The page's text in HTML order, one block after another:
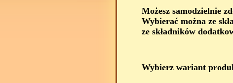
Możesz samodzielnie
Wybierać można ze
ze składników
Wybierz wariant